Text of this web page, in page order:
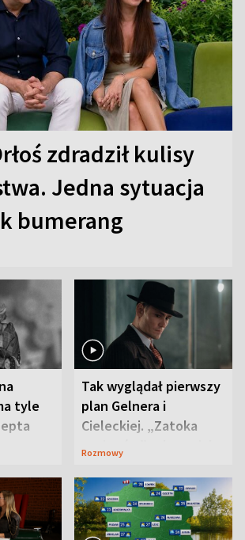
zdradził kulisy
Jedna sytuacja
bumerang
tyle
Tak wyglądał pierwszy
plan Gelnera i
Cieleckiej. „Zatoka
szpiegów” od razu ich
Rozmowy